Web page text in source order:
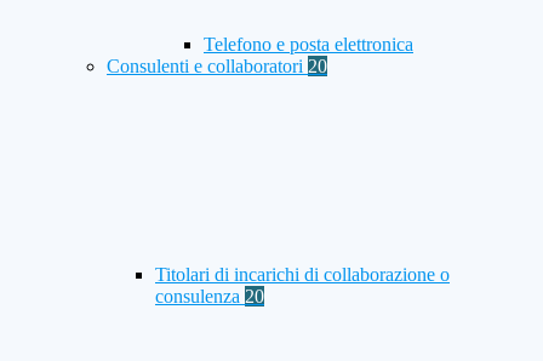
Telefono e posta elettronica
Consulenti e collaboratori 20
Titolari di incarichi di collaborazione o
consulenza 20